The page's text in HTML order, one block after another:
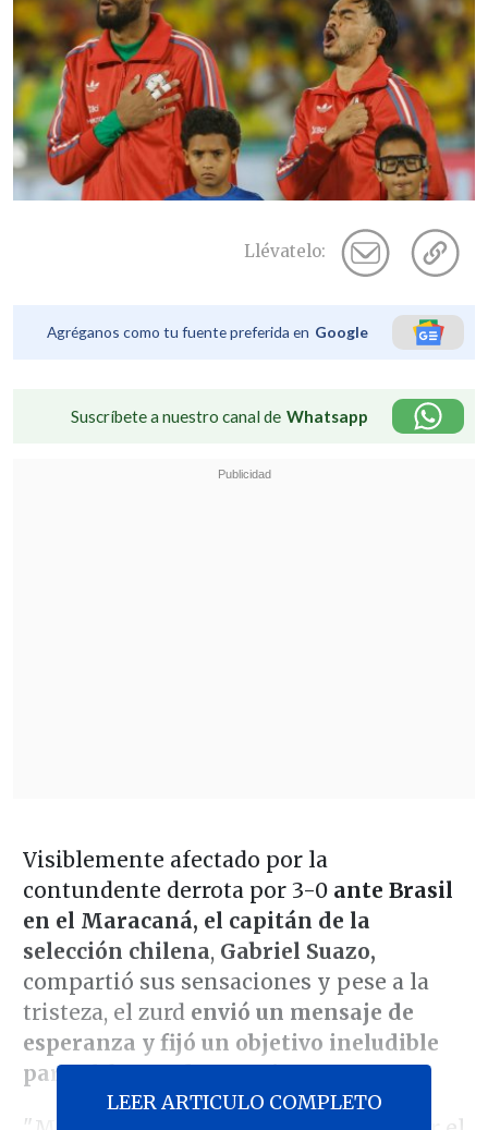
Llévatelo:
Agréganos como tu fuente preferida en Google
Suscríbete a nuestro canal de Whatsapp
Visiblemente afectado por la
contundente derrota por 3-0ante Brasil
en el Maracaná, el capitán de la
selección chilena, Gabriel Suazo,
compartió sus sensaciones y pese a la
tristeza, el zurd envió un mensaje de
esperanza y fijó un objetivo ineludible
para el futuro de La Roja.
LEER ARTICULO COMPLETO